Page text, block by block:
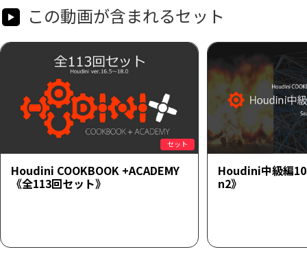
この動画が含まれるセット
セット
Houdini COOKBOOK +ACADEMY
《全113回セット》
Houdini中級編
n2》